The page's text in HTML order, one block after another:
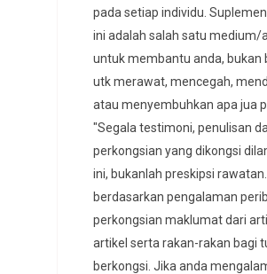
pada setiap individu.
ini adalah salah satu
untuk membantu anda, bukan
utk merawat, mencegah,
atau menyembuhkan apa jua
"Segala testimoni, penulisan
perkongsian yang dikongsi
ini, bukanlah preskipsi
berdasarkan pengalaman
perkongsian maklumat dari
artikel serta rakan-rakan bagi
berkongsi. Jika anda